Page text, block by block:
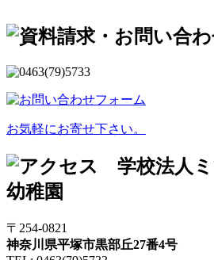
お気軽にお寄せ下さい。
〒254-0821
神奈川県平塚市黒部丘27番4号